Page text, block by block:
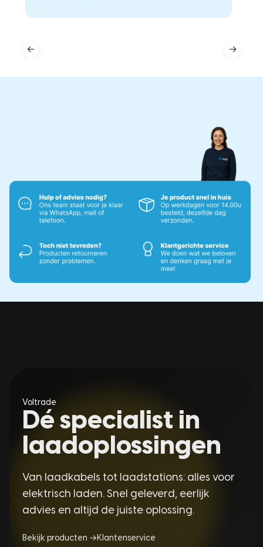
← →
Voltrade
Dé specialist in
laadoplossingen
Van laadkabels tot laadstations: alles voor
elektrisch laden. Snel geleverd, eerlijk
advies en altijd de juiste oplossing.
Bekijk producten → Klantenservice